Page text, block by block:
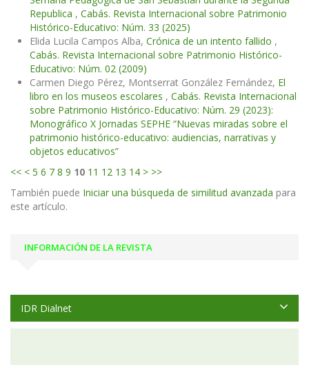
Republica , Cabás. Revista Internacional sobre Patrimonio
Histórico-Educativo: Núm. 33 (2025)
Elida Lucila Campos Alba, Crónica de un intento fallido ,
Cabás. Revista Internacional sobre Patrimonio Histórico-
Educativo: Núm. 02 (2009)
Carmen Diego Pérez, Montserrat González Fernández, El
libro en los museos escolares , Cabás. Revista Internacional
sobre Patrimonio Histórico-Educativo: Núm. 29 (2023):
Monográfico X Jornadas SEPHE “Nuevas miradas sobre el
patrimonio histórico-educativo: audiencias, narrativas y
objetos educativos”
<< < 5 6 7 8 9 10 11 12 13 14 > >>
También puede Iniciar una búsqueda de similitud avanzada para
este artículo.
INFORMACIÓN DE LA REVISTA
IDR Dialnet